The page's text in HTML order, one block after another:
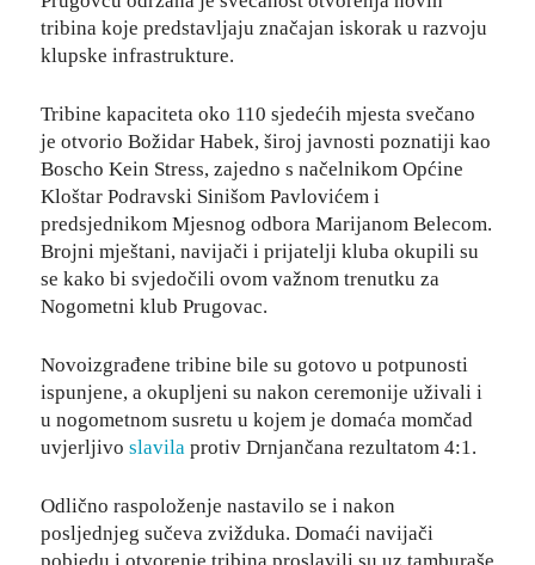
tribina koje predstavljaju značajan iskorak u razvoju
klupske infrastrukture.
Tribine kapaciteta oko 110 sjedećih mjesta svečano
je otvorio Božidar Habek, široj javnosti poznatiji kao
Boscho Kein Stress, zajedno s načelnikom Općine
Kloštar Podravski Sinišom Pavlovićem i
predsjednikom Mjesnog odbora Marijanom Belecom.
Brojni mještani, navijači i prijatelji kluba okupili su
se kako bi svjedočili ovom važnom trenutku za
Nogometni klub Prugovac.
Novoizgrađene tribine bile su gotovo u potpunosti
ispunjene, a okupljeni su nakon ceremonije uživali i
u nogometnom susretu u kojem je domaća momčad
uvjerljivo slavila protiv Drnjančana rezultatom 4:1.
Odlično raspoloženje nastavilo se i nakon
posljednjeg sučeva zvižduka. Domaći navijači